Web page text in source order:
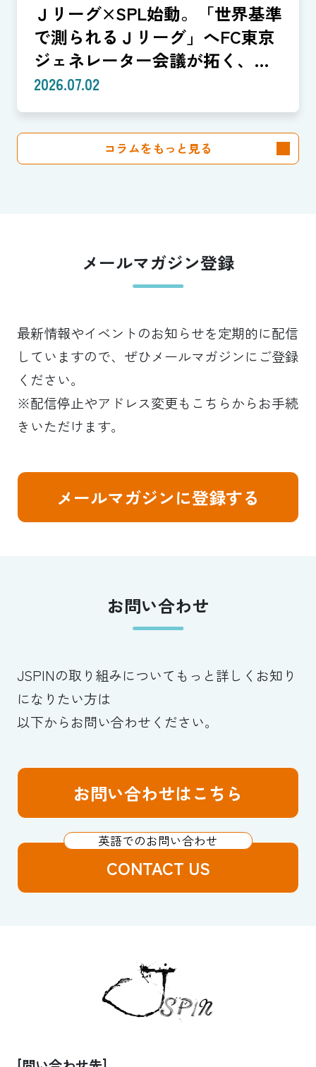
Ｊリーグ×SPL始動。「世界基準
で測られるＪリーグ」へFC東京
ジェネレーター会議が拓く、
「社会価値」を投資言語に変え
る共創モデル—SROIで「いい
話」を「説明できる成果」に。
クラブは「社会実装」のハブへ
2026.07.02
コラムをもっと見る
メールマガジン登録
最新情報やイベントのお知らせを定期的に配信
していますので、ぜひメールマガジンにご登録
ください。
※配信停止やアドレス変更もこちらからお手続
きいただけます。
メールマガジンに登録する
お問い合わせ
JSPINの取り組みについてもっと詳しくお知り
になりたい方は
以下からお問い合わせください。
お問い合わせはこちら
CONTACT US